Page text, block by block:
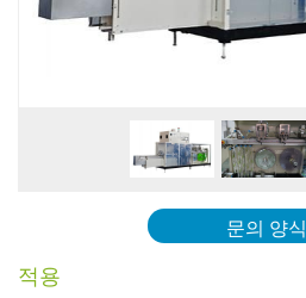
문의 양식
적용